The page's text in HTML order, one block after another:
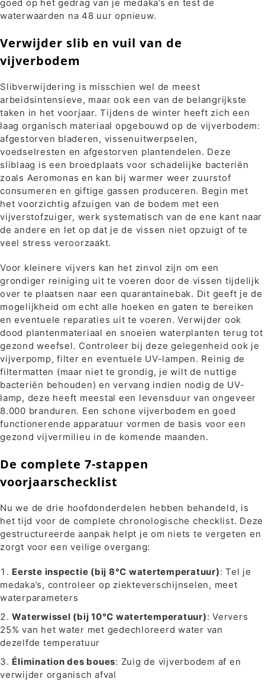
goed op het gedrag van je medaka’s en test de
waterwaarden na 48 uur opnieuw.
Verwijder slib en vuil van de
vijverbodem
Slibverwijdering is misschien wel de meest
arbeidsintensieve, maar ook een van de belangrijkste
taken in het voorjaar. Tijdens de winter heeft zich een
laag organisch materiaal opgebouwd op de vijverbodem:
afgestorven bladeren, vissenuitwerpselen,
voedselresten en afgestorven plantendelen. Deze
sliblaag is een broedplaats voor schadelijke bacteriën
zoals Aeromonas en kan bij warmer weer zuurstof
consumeren en giftige gassen produceren. Begin met
het voorzichtig afzuigen van de bodem met een
vijverstofzuiger, werk systematisch van de ene kant naar
de andere en let op dat je de vissen niet opzuigt of te
veel stress veroorzaakt.
Voor kleinere vijvers kan het zinvol zijn om een
grondiger reiniging uit te voeren door de vissen tijdelijk
over te plaatsen naar een quarantainebak. Dit geeft je de
mogelijkheid om echt alle hoeken en gaten te bereiken
en eventuele reparaties uit te voeren. Verwijder ook
dood plantenmateriaal en snoeien waterplanten terug tot
gezond weefsel. Controleer bij deze gelegenheid ook je
vijverpomp, filter en eventuele UV-lampen. Reinig de
filtermatten (maar niet te grondig, je wilt de nuttige
bacteriën behouden) en vervang indien nodig de UV-
lamp, deze heeft meestal een levensduur van ongeveer
8.000 branduren. Een schone vijverbodem en goed
functionerende apparatuur vormen de basis voor een
gezond vijvermilieu in de komende maanden.
De complete 7-stappen
voorjaarschecklist
Nu we de drie hoofdonderdelen hebben behandeld, is
het tijd voor de complete chronologische checklist. Deze
gestructureerde aanpak helpt je om niets te vergeten en
zorgt voor een veilige overgang:
Eerste inspectie (bij 8°C watertemperatuur): Tel je
medaka’s, controleer op ziekteverschijnselen, meet
waterparameters
Waterwissel (bij 10°C watertemperatuur): Ververs
25% van het water met gedechloreerd water van
dezelfde temperatuur
Élimination des boues: Zuig de vijverbodem af en
verwijder organisch afval